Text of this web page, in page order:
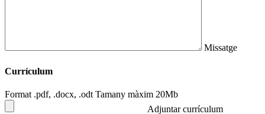
Missatge
Currículum
Format .pdf, .docx, .odt Tamany màxim 20Mb
Adjuntar currículum